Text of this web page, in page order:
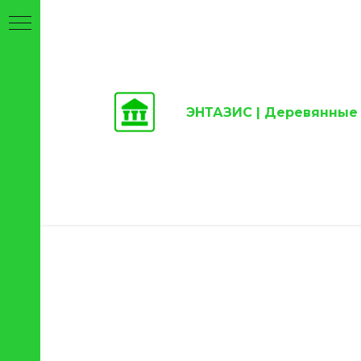
ЭНТАЗИС | Деревянные